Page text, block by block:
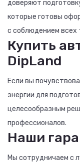
доверяют
которые готовы
с соблюдением всех
Купить
DipLand
Если вы
энергии для
целесообразным
профессионалов.
Наши
Мы сотрудничаем с